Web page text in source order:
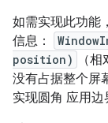
如需实现此功能
信息：
position)
（
没有占据整个屏
实现圆角 应用边